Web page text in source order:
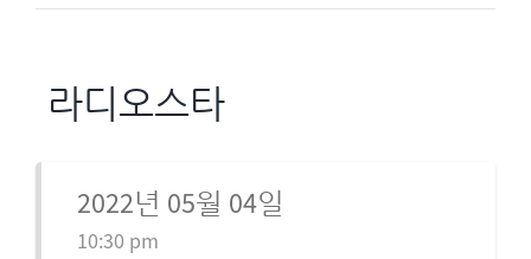
라디오스타
2022년 05월 04일
10:30 pm